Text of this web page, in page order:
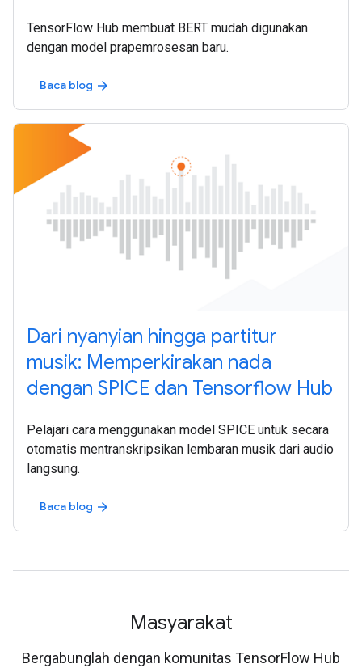
TensorFlow Hub membuat BERT mudah digunakan
dengan model prapemrosesan baru.
Baca blog arrow_forward
Dari nyanyian hingga partitur
musik: Memperkirakan nada
dengan SPICE dan Tensorflow Hub
Pelajari cara menggunakan model SPICE untuk secara
otomatis mentranskripsikan lembaran musik dari audio
langsung.
Baca blog arrow_forward
Masyarakat
Bergabunglah dengan komunitas TensorFlow Hub